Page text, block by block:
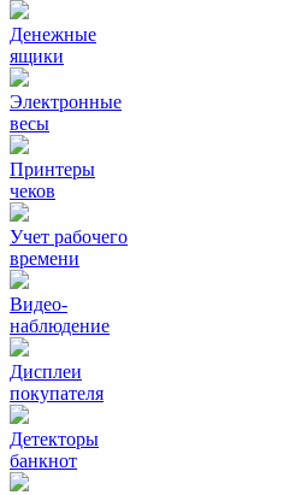
Денежные
ящики
Электронные
весы
Принтеры
чеков
Учет рабочего
времени
Видео‑
наблюдение
Дисплеи
покупателя
Детекторы
банкнот